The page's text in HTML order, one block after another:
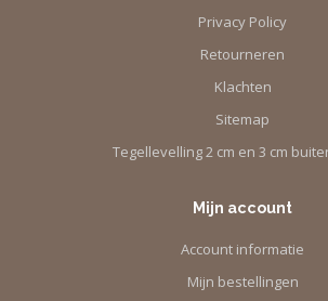
Privacy Policy
Retourneren
Klachten
Sitemap
Tegellevelling 2 cm en 3 cm
Mijn account
Account informatie
Mijn bestellingen